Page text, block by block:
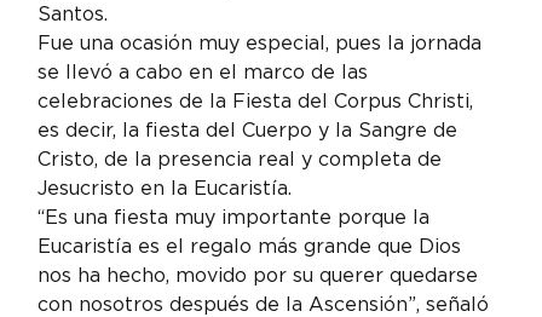
Santos.
Fue una ocasión muy especial, pues la jornada
se llevó a cabo en el marco de las
celebraciones de la Fiesta del Corpus Christi,
es decir, la fiesta del Cuerpo y la Sangre de
Cristo, de la presencia real y completa de
Jesucristo en la Eucaristía.
“Es una fiesta muy importante porque la
Eucaristía es el regalo más grande que Dios
nos ha hecho, movido por su querer quedarse
con nosotros después de la Ascensión”, señaló